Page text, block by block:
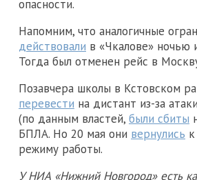
опасности.
Напомним, что аналогичные
действовали в «Чкалове» ночью
Тогда был отменен рейс в
Позавчера школы в Кстовском
перевести на дистант из-за
(по данным властей, были сбиты
БПЛА. Но 20 мая они вернулись
режиму работы.
У НИА «Нижний Новгород» есть